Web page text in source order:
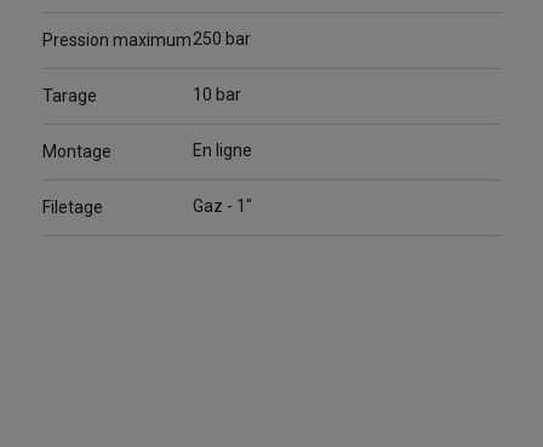
Pression maximum250 bar
Tarage 10 bar
Montage En ligne
Filetage Gaz - 1"